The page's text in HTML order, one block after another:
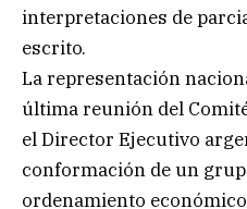
interpretaciones de
escrito.
La representación
última reunión del
el Director Ejecutivo
conformación de un
ordenamiento